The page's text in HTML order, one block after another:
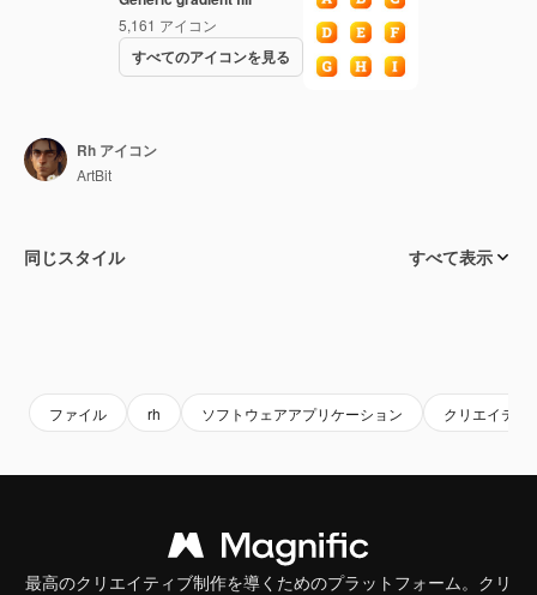
5,161 アイコン
すべてのアイコンを見る
Rh アイコン
ArtBit
同じスタイル すべて表示
ファイル rh ソフトウェアアプリケーション クリエイティ
最高のクリエイティブ制作を導くためのプラットフォーム。クリ